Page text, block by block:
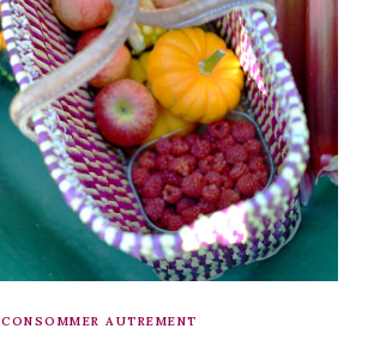
CONSOMMER AUTREMENT